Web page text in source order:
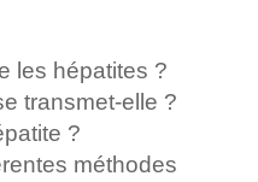
les hépatites ?
transmet-elle ?
?
méthodes